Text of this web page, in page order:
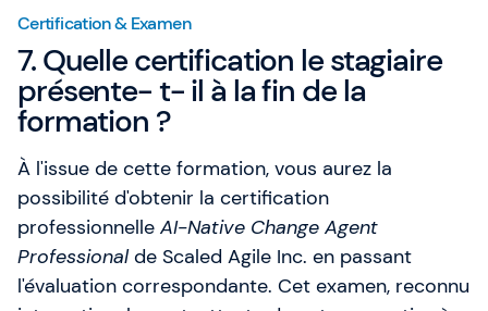
Certification & Examen
7. Quelle certification le stagiaire
présente- t- il à la fin de la
formation ?
À l'issue de cette formation, vous aurez la
possibilité d'obtenir la certification
professionnelle AI-Native Change Agent
Professionalde Scaled Agile Inc. en passant
l'évaluation correspondante. Cet examen, reconnu